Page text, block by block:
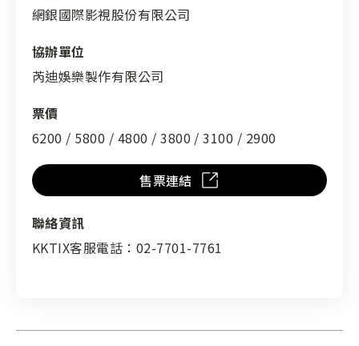
網銀國際影視股份有限公司
協辦單位
芮迪娛樂製作有限公司
票價
6200 / 5800 / 4800 / 3800 / 3100 / 2900
售票連結
聯絡資訊
KKTIX客服電話：02-7701-7761